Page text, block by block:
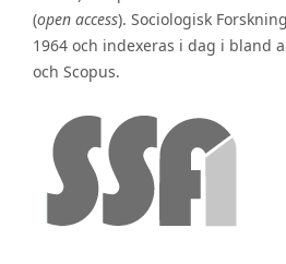
(open access). Sociologisk
1964 och indexeras i dag i bland
och Scopus.